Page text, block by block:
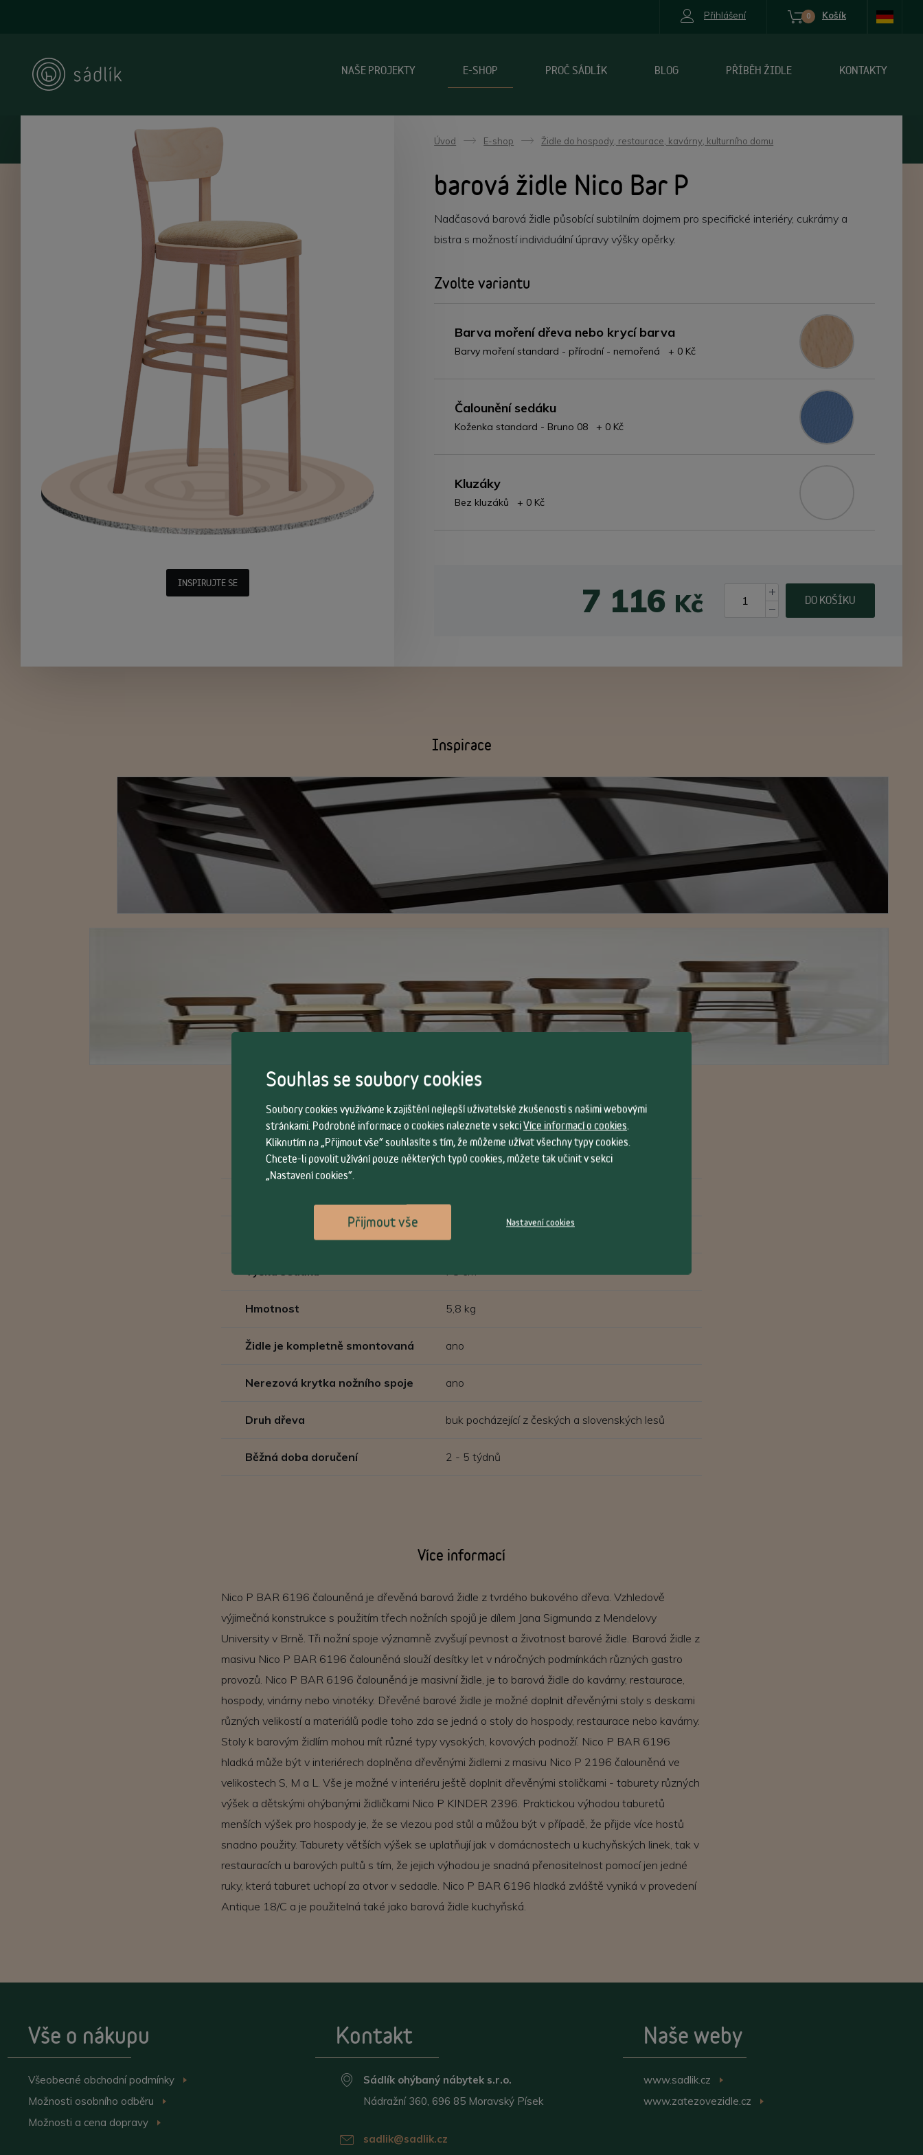
Košík
0
Přihlášení
NAŠE PROJEKTY E-SHOP PROČ SÁDLÍK BLOG PŘÍBĚH ŽIDLE KONTAKTY
Úvod ->
E-shop ->
Židle do hospody, restaurace, kavárny, kulturního domu
barová židle Nico Bar P
Nadčasová barová židle působící subtilním dojmem pro specifické interiéry, cukrárny a
bistra s možností individuální úpravy výšky opěrky.
Zvolte variantu
Barva moření dřeva nebo krycí barva
Barvy moření standard - přírodní - nemořená + 0 Kč
Čalounění sedáku
Koženka standard - Bruno 08 + 0 Kč
Kluzáky
Bez kluzáků + 0 Kč
DO KOŠÍKU
7 116 Kč
INSPIRUJTE SE
Inspirace
Vlastnosti
Výška sedáku 78 cm
Hmotnost 5,8 kg
Židle je kompletně smontovaná ano
Nerezová krytka nožního spoje ano
Druh dřeva buk pocházející z českých a slovenských lesů
Běžná doba doručení 2 - 5 týdnů
Více informací
Nico P BAR 6196 čalouněná je dřevěná barová židle z tvrdého bukového dřeva. Vzhledově
výjimečná konstrukce s použitím třech nožních spojů je dílem Jana Sigmunda z Mendelovy
University v Brně. Tři nožní spoje významně zvyšují pevnost a životnost barové židle. Barová židle z
masivu Nico P BAR 6196 čalouněná slouží desítky let v náročných podmínkách různých gastro
provozů. Nico P BAR 6196 čalouněná je masivní židle, je to barová židle do kavárny, restaurace,
hospody, vinárny nebo vinotéky. Dřevěné barové židle je možné doplnit dřevěnými stoly s deskami
různých velikostí a materiálů podle toho zda se jedná o stoly do hospody, restaurace nebo kavárny.
Stoly k barovým židlím mohou mít různé typy vysokých, kovových podnoží. Nico P BAR 6196
hladká může být v interiérech doplněna dřevěnými židlemi z masivu Nico P 2196 čalouněná ve
velikostech S, M a L. Vše je možné v interiéru ještě doplnit dřevěnými stoličkami - taburety různých
výšek a dětskými ohýbanými židličkami Nico P KINDER 2396. Praktickou výhodou taburetů
menších výšek pro hospody je, že se vlezou pod stůl a můžou být v případě, že přijde více hostů
snadno použity. Taburety větších výšek se uplatňují jak v domácnostech u kuchyňských linek, tak v
restauracích u barových pultů s tím, že jejich výhodou je snadná přenositelnost pomocí jen jedné
ruky, která taburet uchopí za otvor v sedadle. Nico P BAR 6196 hladká zvláště vyniká v provedení
Antique 18/C a je použitelná také jako barová židle kuchyňská.
Vše o nákupu
Všeobecné obchodnípodmínky
Možnosti osobního odběru
Možnosti a cena dopravy
Kontakt
Sádlík ohýbaný nábytek s.r.o.
Nádražní 360, 696 85 Moravský Písek
sadlik@sadlik.cz
Naše weby
www.sadlik.cz
www.zatezovezidle.cz
Souhlas se soubory cookies
Soubory cookies využíváme k zajištění nejlepší uživatelské zkušenosti s našimi webovými
stránkami. Podrobné informace o cookies naleznete v sekciVíce informací o cookies.
Kliknutím na „Přijmout vše“ souhlasíte s tím, že můžeme užívat všechny typy cookies.
Chcete-li povolit užívání pouze některých typů cookies, můžete tak učinit v sekci
„Nastavení cookies“.
Přijmout vše Nastavení cookies